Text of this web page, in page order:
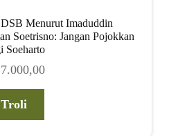
Menurut Imaduddin
Soetrisno: Jangan Pojokkan
Soeharto
7.000,00
Troli